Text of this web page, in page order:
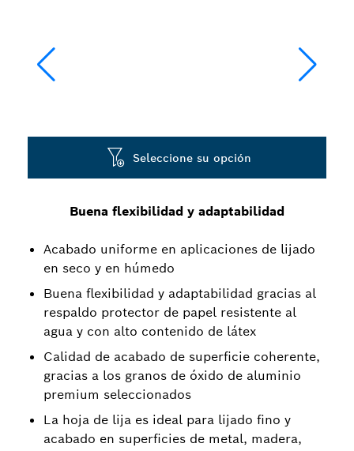
Buena flexibilidad y adaptabilidad
Acabado uniforme en aplicaciones de lijado
en seco y en húmedo
Buena flexibilidad y adaptabilidad gracias al
respaldo protector de papel resistente al
agua y con alto contenido de látex
Calidad de acabado de superficie coherente,
gracias a los granos de óxido de aluminio
premium seleccionados
La hoja de lija es ideal para lijado fino y
acabado en superficies de metal, madera,
Seleccione su opción